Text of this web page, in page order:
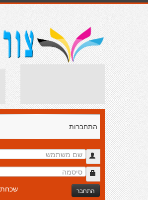
התחברות
התחבר